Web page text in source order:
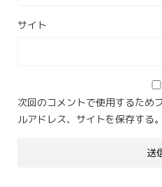
サイト
次回のコメントで使用するため
ルアドレス、サイトを保存する。